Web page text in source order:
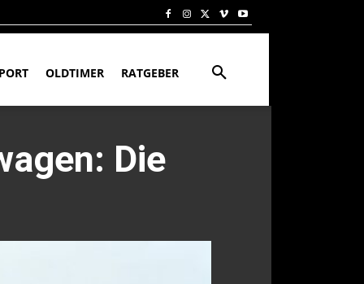
OLDTIMER RATGEBER
Die